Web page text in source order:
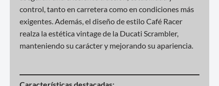
control, tanto en carretera como en condiciones más
exigentes. Además, el diseño de estilo Café Racer
realza la estética vintage de la Ducati Scrambler,
manteniendo su carácter y mejorando su apariencia.